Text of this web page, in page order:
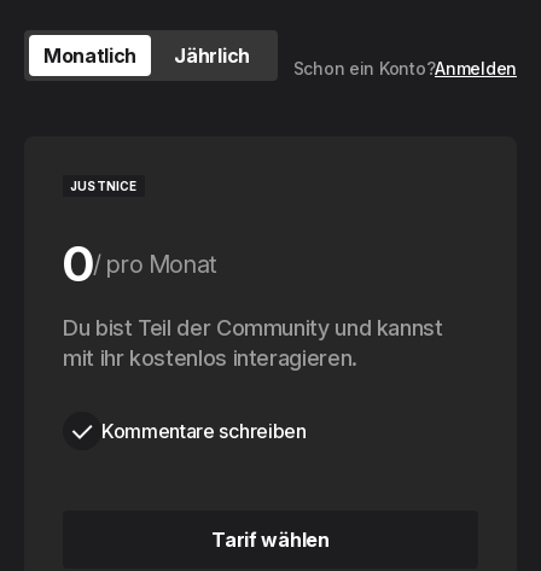
Monatlich Jährlich
Schon ein Konto?Anmelden
JUSTNICE
0 pro Monat
0 pro Jahr
Du bist Teil der Community und kannst
mit ihr kostenlos interagieren.
Kommentare schreiben
Tarif wählen